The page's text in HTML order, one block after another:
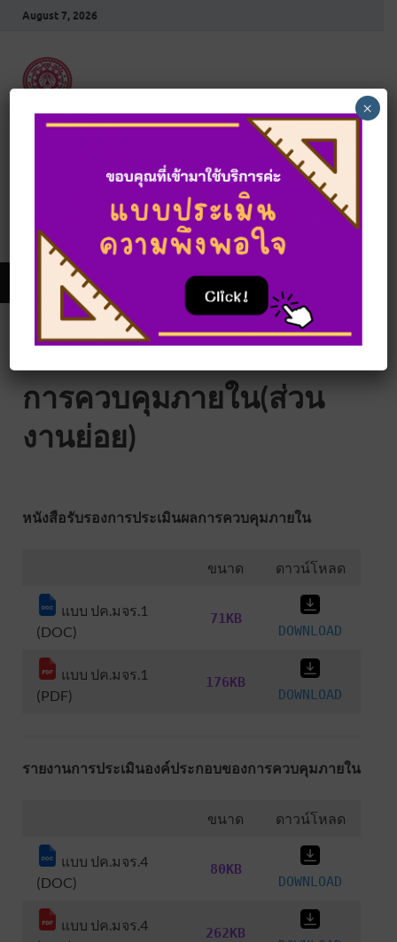
August 7, 2026
สำนักงานตรวจสอบ
ภายใน
สำนักงานอธิการบดี มหาวิทยาลัยมหาจุฬาลงกรณราช
MAIN MENU
แบบฟอร์มการประเมินผล
การควบคุมภายใน(ส่วน
งานย่อย)
หนังสือรับรองการประเมินผลการควบคุมภายใน
ขนาด ดาวน์โหลด
แบบ ปค.มจร.1
(DOC)
71KB
DOWNLOAD
แบบ ปค.มจร.1
(PDF)
176KB
DOWNLOAD
รายงานการประเมินองค์ประกอบของการควบคุมภายใน
ขนาด ดาวน์โหลด
แบบ ปค.มจร.4
(DOC)
80KB
DOWNLOAD
แบบ ปค.มจร.4
262KB
×